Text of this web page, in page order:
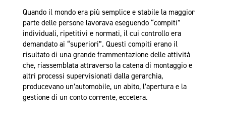
Quando il mondo era più semplice e stabile la maggior
parte delle persone lavorava eseguendo “compiti”
individuali, ripetitivi e normati, il cui controllo era
demandato ai “superiori”. Questi compiti erano il
risultato di una grande frammentazione delle attività
che, riassemblata attraverso la catena di montaggio e
altri processi supervisionati dalla gerarchia,
producevano un’automobile, un abito, l’apertura e la
gestione di un conto corrente, eccetera.